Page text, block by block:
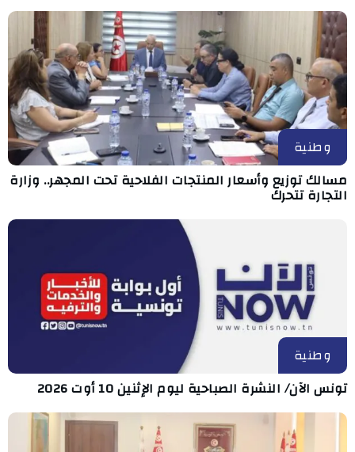
وطنية
مسالك توزيع وأسعار المنتجات الفلاحية تحت المجهر.. وزارة
التجارة تتحرك
وطنية
تونس الآن/ النشرة الصباحية ليوم الإثنين 10 أوت 2026